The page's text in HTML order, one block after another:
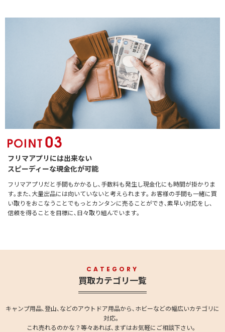
フリマアプリには出来ない
スピーディーな現金化が可能
フリマアプリだと手間もかかるし､手数料も発生し現金化にも時間が掛かりま
す｡また､大量出品には向いていないと考えられます｡ お客様の手間も一緒に買
い取りをおこなうことでもっとカンタンに売ることができ､素早い対応をし､
信頼を得ることを目標に､日々取り組んでいます｡
CATEGORY
買取カテゴリ一覧
キャンプ用品､登山､などのアウトドア用品から､ホビーなどの幅広いカテゴリに
対応。
これ売れるのかな？等々あれば､まずはお気軽にご相談下さい。